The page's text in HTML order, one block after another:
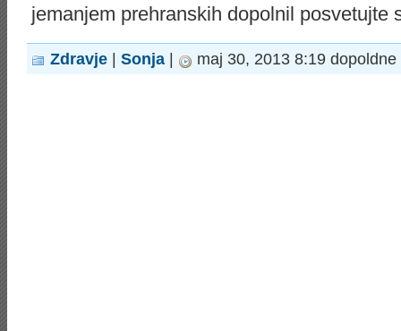
jemanjem prehranskih dopolnil posvetujte
Zdravje Sonja maj 30, 2013 8:19 dopoldne